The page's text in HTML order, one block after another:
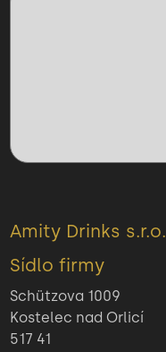
Amity Drinks s.r.o.
Sídlo firmy
Schützova 1009
Kostelec nad Orlicí
517 41